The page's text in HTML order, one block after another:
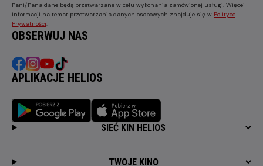
Pani/Pana dane będą przetwarzane w celu wykonania zamówionej usługi. Więcej
informacji na temat przetwarzania danych osobowych znajduje się w Polityce
Prywatności
OBSERWUJ NAS
APLIKACJE HELIOS
SIEĆ KIN HELIOS
TWOJE KINO